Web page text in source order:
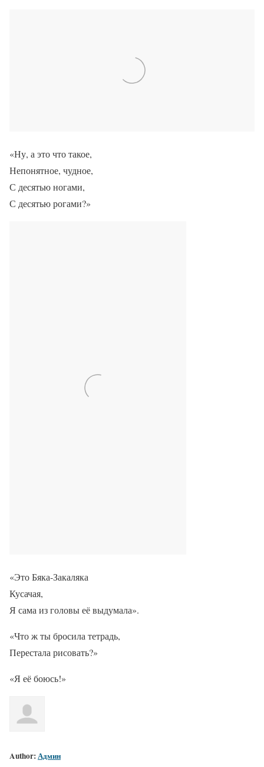
«Ну, а это что такое,
Непонятное, чудное,
С десятью ногами,
С десятью рогами?»
«Это Бяка-Закаляка
Кусачая,
Я сама из головы её выдумала».
«Что ж ты бросила тетрадь,
Перестала рисовать?»
«Я её боюсь!»
Author:Админ